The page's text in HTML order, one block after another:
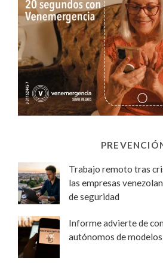
Trabajo remoto tras
las empresas
de seguridad
Informe advierte de
autónomos de